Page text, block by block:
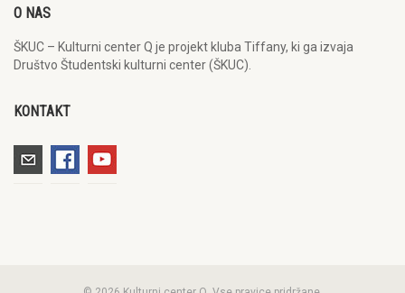
O NAS
ŠKUC – Kulturni center Q je projekt kluba Tiffany, ki ga izvaja
Društvo Študentski kulturni center (ŠKUC).
KONTAKT